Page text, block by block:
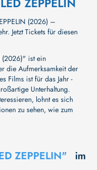
(2026) –
Jetzt Tickets für diesen
(2026)" ist ein
die Aufmerksamkeit der
Films ist für das Jahr -
Unterhaltung.
lohnt es sich
zu sehen, wie zum
ZEPPELIN"
im